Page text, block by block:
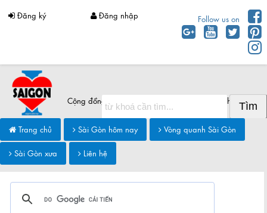
Đăng ký Đăng nhập Follow us on
Cộng đồng Sài Gòn chia sẻ thông tin Sài Gòn hôm nay
Trang chủ Sài Gòn hôm nay
Vòng quanh Sài Gòn
Sài Gòn xưa
Liên hệ